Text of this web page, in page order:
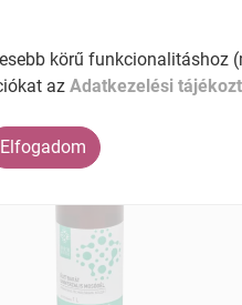
körű funkcionalitáshoz
az Adatkezelési
Elfogadom